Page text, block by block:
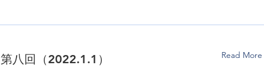
第八回（2022.1.1） Read More